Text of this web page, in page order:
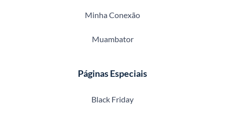
Minha Conexão
Muambator
Páginas Especiais
Black Friday